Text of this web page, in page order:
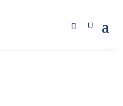
/ 23. sept –